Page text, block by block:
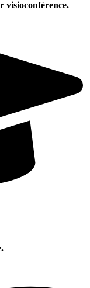
visioconférence.